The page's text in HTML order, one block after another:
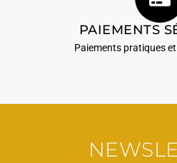
PAIEMENTS
Paiements pratiques